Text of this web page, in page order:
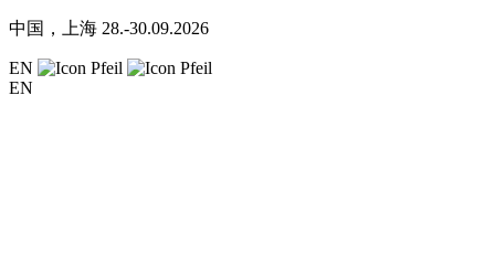
中国，上海 28.-30.09.2026
EN
EN